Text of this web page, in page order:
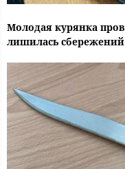
Молодая курянка
лишилась сбережений